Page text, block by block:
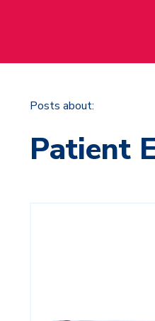
Posts about:
Patient